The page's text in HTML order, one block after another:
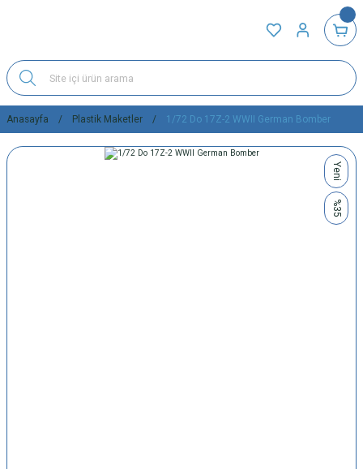
Anasayfa Plastik Maketler 1/72 Do 17Z-2 WWII German Bomber
Yeni
%35